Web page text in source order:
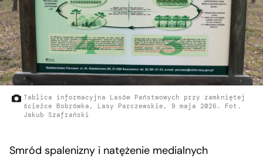
Tablica informacyjna Lasów Państwowych przy zamkniętej
ścieżce Bobrówka, Lasy Parczewskie, 9 maja 2026. Fot.
Jakub Szafrański
Smród spalenizny i natężenie medialnych